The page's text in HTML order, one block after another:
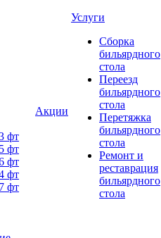
фт
фт
фт
фт
фт
Акции
Услуги
Сборка
бильярдного
стола
Переезд
бильярдного
стола
Перетяжка
бильярдного
стола
Ремонт и
реставрация
бильярдного
стола